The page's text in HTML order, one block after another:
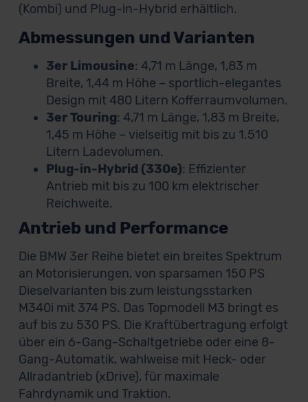
(Kombi) und Plug-in-Hybrid erhältlich.
Abmessungen und Varianten
3er Limousine: 4,71 m Länge, 1,83 m
Breite, 1,44 m Höhe – sportlich-elegantes
Design mit 480 Litern Kofferraumvolumen.
3er Touring: 4,71 m Länge, 1,83 m Breite,
1,45 m Höhe – vielseitig mit bis zu 1.510
Litern Ladevolumen.
Plug-in-Hybrid (330e): Effizienter
Antrieb mit bis zu 100 km elektrischer
Reichweite.
Antrieb und Performance
Die BMW 3er Reihe bietet ein breites Spektrum
an Motorisierungen, von sparsamen 150 PS
Dieselvarianten bis zum leistungsstarken
M340i mit 374 PS. Das Topmodell M3 bringt es
auf bis zu 530 PS. Die Kraftübertragung erfolgt
über ein 6-Gang-Schaltgetriebe oder eine 8-
Gang-Automatik, wahlweise mit Heck- oder
Allradantrieb (xDrive), für maximale
Fahrdynamik und Traktion.